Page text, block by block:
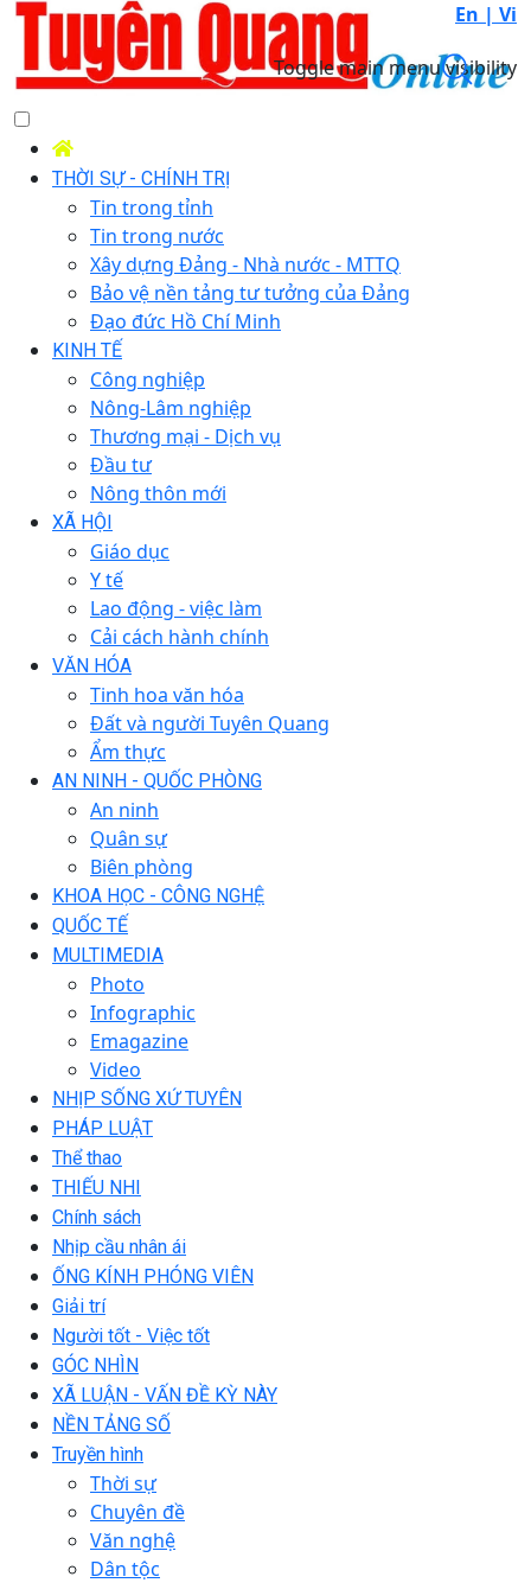
En | Vi
Toggle main menu visibility
THỜI SỰ - CHÍNH TRỊ
Tin trong tỉnh
Tin trong nước
Xây dựng Đảng - Nhà nước - MTTQ
Bảo vệ nền tảng tư tưởng của Đảng
Đạo đức Hồ Chí Minh
KINH TẾ
Công nghiệp
Nông-Lâm nghiệp
Thương mại - Dịch vụ
Đầu tư
Nông thôn mới
XÃ HỘI
Giáo dục
Y tế
Lao động - việc làm
Cải cách hành chính
VĂN HÓA
Tinh hoa văn hóa
Đất và người Tuyên Quang
Ẩm thực
AN NINH - QUỐC PHÒNG
An ninh
Quân sự
Biên phòng
KHOA HỌC - CÔNG NGHỆ
QUỐC TẾ
MULTIMEDIA
Photo
Infographic
Emagazine
Video
NHỊP SỐNG XỨ TUYÊN
PHÁP LUẬT
Thể thao
THIẾU NHI
Chính sách
Nhịp cầu nhân ái
ỐNG KÍNH PHÓNG VIÊN
Giải trí
Người tốt - Việc tốt
GÓC NHÌN
XÃ LUẬN - VẤN ĐỀ KỲ NÀY
NỀN TẢNG SỐ
Truyền hình
Thời sự
Chuyên đề
Văn nghệ
Dân tộc